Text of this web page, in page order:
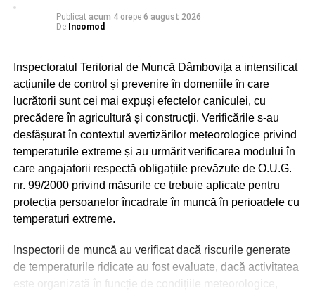
RELATIONATE: ACTUALITATE DÂMBOVIŢA
FEATURED
ÎNMORMÂNTARE
URMATOAREA
Mesajul fostului premier Adrian Năstase la
moartea deputatului Ion Stan
NU RATAȚI
FOTO: La Potlogi, Corbii Mari şi Ulieşti se
lucrează din plin la infrastructura locală
Publicat acum 4 orepe 6 august 2026
De Incomod
Inspectoratul Teritorial de Muncă Dâmbovița a intensificat
acțiunile de control și prevenire în domeniile în care
lucrătorii sunt cei mai expuși efectelor caniculei, cu
precădere în agricultură și construcții. Verificările s-au
desfășurat în contextul avertizărilor meteorologice privind
temperaturile extreme și au urmărit verificarea modului în
care angajatorii respectă obligațiile prevăzute de O.U.G.
nr. 99/2000 privind măsurile ce trebuie aplicate pentru
protecția persoanelor încadrate în muncă în perioadele cu
temperaturi extreme.
Inspectorii de muncă au verificat dacă riscurile generate
de temperaturile ridicate au fost evaluate, dacă activitatea
este organizată în funcție de condițiile meteorologice,